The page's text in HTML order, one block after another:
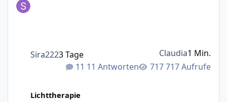
11 Antworten 717 Aufrufe
Sira2223 Tage Claudia1 Min.
Lichttherapie